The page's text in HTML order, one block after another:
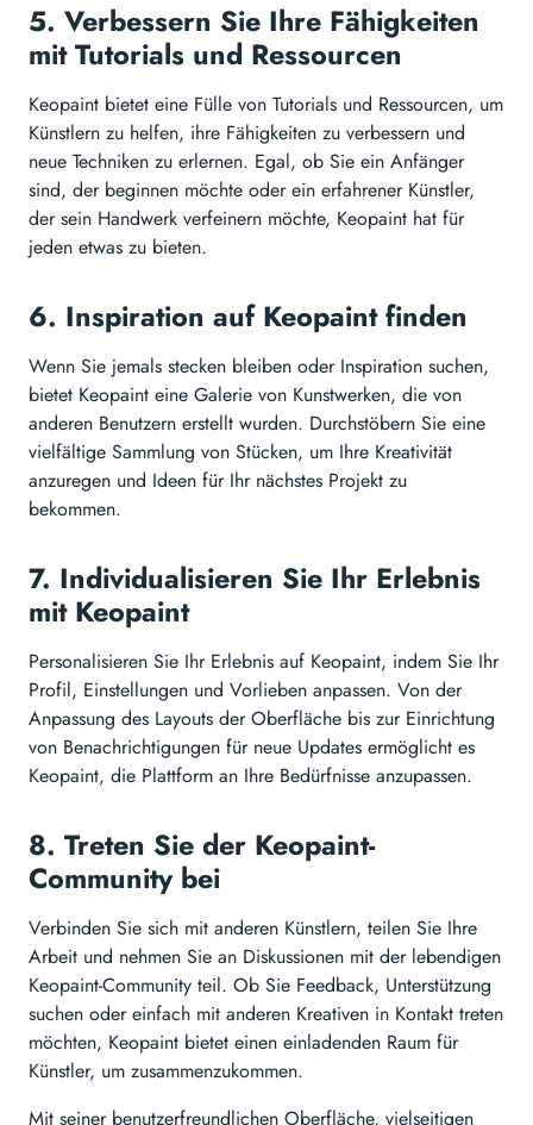
5. Verbessern Sie Ihre Fähigkeiten
mit Tutorials und Ressourcen
Keopaint bietet eine Fülle von Tutorials und Ressourcen, um
Künstlern zu helfen, ihre Fähigkeiten zu verbessern und
neue Techniken zu erlernen. Egal, ob Sie ein Anfänger
sind, der beginnen möchte oder ein erfahrener Künstler,
der sein Handwerk verfeinern möchte, Keopaint hat für
jeden etwas zu bieten.
6. Inspiration auf Keopaint finden
Wenn Sie jemals stecken bleiben oder Inspiration suchen,
bietet Keopaint eine Galerie von Kunstwerken, die von
anderen Benutzern erstellt wurden. Durchstöbern Sie eine
vielfältige Sammlung von Stücken, um Ihre Kreativität
anzuregen und Ideen für Ihr nächstes Projekt zu
bekommen.
7. Individualisieren Sie Ihr Erlebnis
mit Keopaint
Personalisieren Sie Ihr Erlebnis auf Keopaint, indem Sie Ihr
Profil, Einstellungen und Vorlieben anpassen. Von der
Anpassung des Layouts der Oberfläche bis zur Einrichtung
von Benachrichtigungen für neue Updates ermöglicht es
Keopaint, die Plattform an Ihre Bedürfnisse anzupassen.
8. Treten Sie der Keopaint-
Community bei
Verbinden Sie sich mit anderen Künstlern, teilen Sie Ihre
Arbeit und nehmen Sie an Diskussionen mit der lebendigen
Keopaint-Community teil. Ob Sie Feedback, Unterstützung
suchen oder einfach mit anderen Kreativen in Kontakt treten
möchten, Keopaint bietet einen einladenden Raum für
Künstler, um zusammenzukommen.
Mit seiner benutzerfreundlichen Oberfläche, vielseitigen